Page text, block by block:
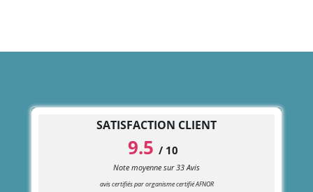
SATISFACTION CLIENT
9.5 / 10
Note moyenne sur33 Avis
avis certifiés par organisme certifié AFNOR